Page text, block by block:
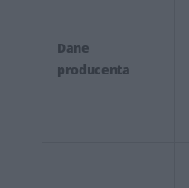
Dane
producenta